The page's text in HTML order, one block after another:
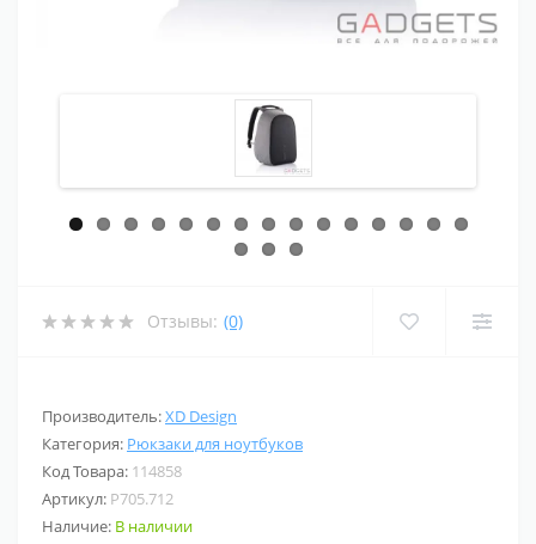
Отзывы: (0)
Производитель:XD Design
Категория: Рюкзаки для ноутбуков
Код Товара: 114858
Артикул: P705.712
Наличие: В наличии